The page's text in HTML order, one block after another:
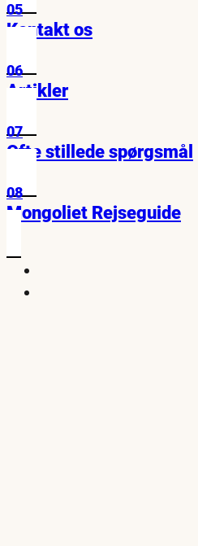
05
Kontakt os
06
Artikler
07
Ofte stillede spørgsmål
08
Mongoliet Rejseguide